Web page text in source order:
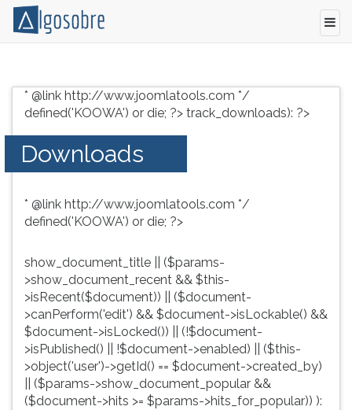
grátis
vestibular,
enem
concursos.
resumos
livros,
biografias,
profissões,
simulados
comentados.
Acessibilidade
TAB
depois
F
para
ouvir
conteúdo
principal
pular
essa
leitura
pressione
depois
* @link http://www.joomlatools.com */
defined('KOOWA') or die; ?> track_downloads): ?>
Downloads
* @link http://www.joomlatools.com */
defined('KOOWA') or die; ?>
show_document_title || ($params-
>show_document_recent && $this-
>isRecent($document)) || ($document-
>canPerform('edit') && $document->isLockable() &&
$document->isLocked()) || (!$document-
>isPublished() || !$document->enabled) || ($this-
>object('user')->getId() == $document->created_by)
|| ($params->show_document_popular &&
($document->hits >= $params->hits_for_popular)) ):